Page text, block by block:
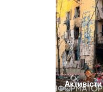
трохи більше
старту
Поділитися у